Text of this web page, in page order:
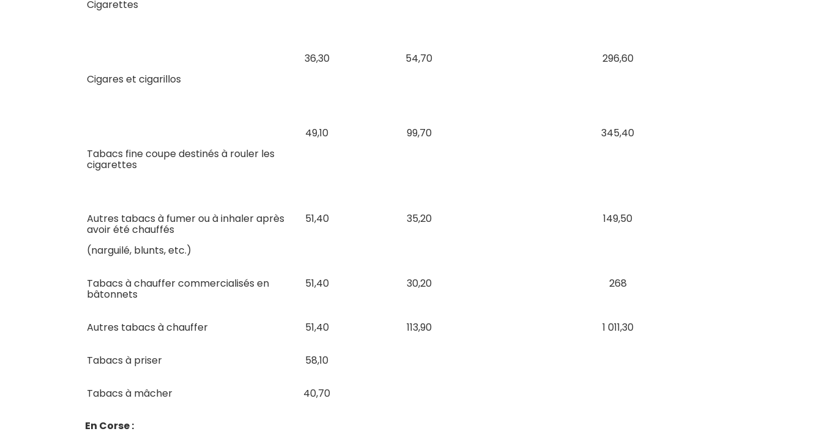
Cigarettes
Cigares et cigarillos
36,30 54,70 296,60
Tabacs fine coupe destinés à rouler les
cigarettes
49,10 99,70 345,40
Autres tabacs à fumer ou à inhaler après
avoir été chauffés
(narguilé, blunts, etc.)
51,40 35,20 149,50
Tabacs à chauffer commercialisés en
bâtonnets
51,40 30,20 268
Autres tabacs à chauffer 51,40 113,90 1 011,30
Tabacs à priser 58,10
Tabacs à mâcher 40,70
En Corse :